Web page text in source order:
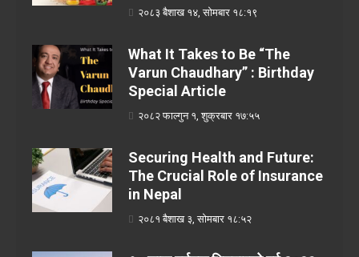
२०८३ बैशाख १४, सोमबार १८:१९
What It Takes to Be “The
Varun Chaudhary” : Birthday
Special Article
२०८२ फाल्गुन १, शुक्रबार १७:५५
Securing Health and Future:
The Crucial Role of Insurance
in Nepal
२०८१ बैशाख ३, सोमबार १८:५२